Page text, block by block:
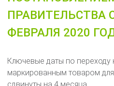
ПРАВИТЕЛЬСТВА
ФЕВРАЛЯ 2020
Ключевые даты по переходу
маркированным товаром